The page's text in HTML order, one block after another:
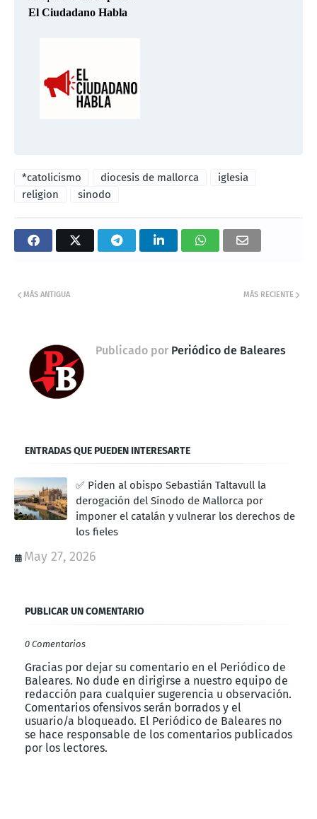
El Ciudadano Habla
*catolicismo diocesis de mallorca
iglesia
religion
sinodo
MÁS RECIENTE
MÁS ANTIGUA
Publicado por Periódico de Baleares
ENTRADAS QUE PUEDEN INTERESARTE
✅ Piden al obispo Sebastián Taltavull la
derogación del Sínodo de Mallorca por
imponer el catalán y vulnerar los derechos de
los fieles
May 27, 2026
PUBLICAR UN COMENTARIO
0 Comentarios
Gracias por dejar su comentario en el Periódico de
Baleares. No dude en dirigirse a nuestro equipo de
redacción para cualquier sugerencia u observación.
Comentarios ofensivos serán borrados y el
usuario/a bloqueado. El Periódico de Baleares no
se hace responsable de los comentarios publicados
por los lectores.